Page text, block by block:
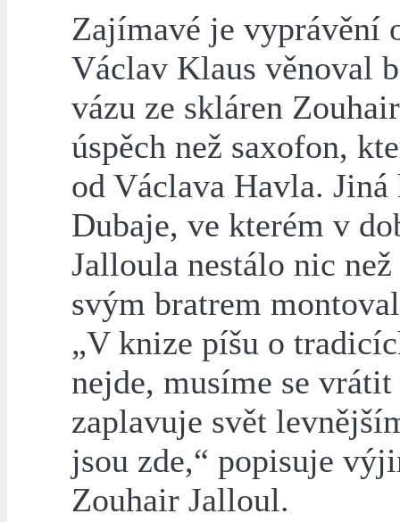
Zajímavé je
Václav Klaus věnoval
vázu ze skláren
úspěch než saxofon,
od Václava Havla. Jiná
Dubaje, ve kterém v
Jalloula nestálo nic
svým bratrem
„V knize píšu o
nejde, musíme se
zaplavuje svět
jsou zde,“ popisuje
Zouhair Jalloul.